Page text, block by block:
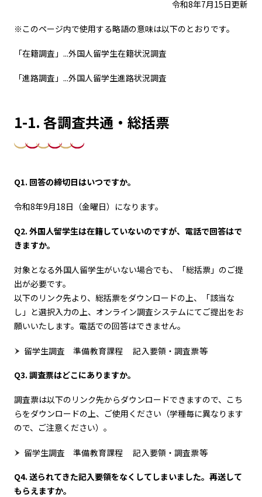
令和8年7月15日更新
※このページ内で使用する略語の意味は以下のとおりです。
「在籍調査」...外国人留学生在籍状況調査
「進路調査」...外国人留学生進路状況調査
1-1. 各調査共通・総括票
Q1. 回答の締切日はいつですか。
令和8年9月18日（金曜日）になります。
Q2. 外国人留学生は在籍していないのですが、電話で回答はで
きますか。
対象となる外国人留学生がいない場合でも、「総括票」のご提
出が必要です。
以下のリンク先より、総括票をダウンロードの上、「該当な
し」と選択入力の上、オンライン調査システムにてご提出をお
願いいたします。電話での回答はできません。
留学生調査 準備教育課程 記入要領・調査票等
Q3. 調査票はどこにありますか。
調査票は以下のリンク先からダウンロードできますので、こち
らをダウンロードの上、ご使用ください（学種毎に異なります
ので、ご注意ください）。
留学生調査 準備教育課程 記入要領・調査票等
Q4. 送られてきた記入要領をなくしてしまいました。再送して
もらえますか。